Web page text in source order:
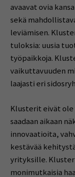
avaavat ovia
sekä
leviämisen.
tuloksia: uusia
työpaikkoja.
vaikuttavuuden
laajasti eri
Klusterit eivät ole
saadaan aikaan
innovaatioita,
kestävää
yrityksille.
monimutkaisia